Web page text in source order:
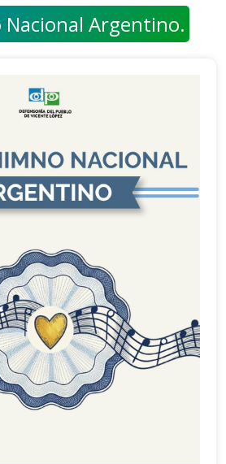
Nacional Argentino.